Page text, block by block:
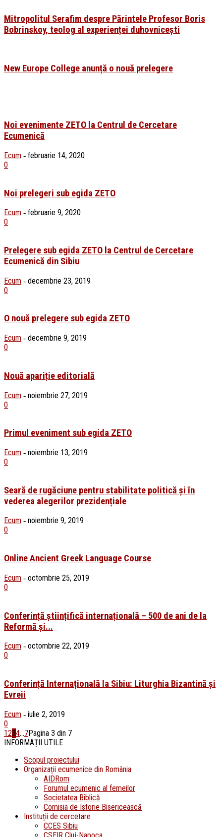
Mitropolitul Serafim despre Părintele Profesor Boris
Bobrinskoy, teolog al experienței duhovnicești
New Europe College anunță o nouă prelegere
Noi evenimente ZETO la Centrul de Cercetare
Ecumenică
Ecum - februarie 14, 2020
0
Noi prelegeri sub egida ZETO
Ecum - februarie 9, 2020
0
Prelegere sub egida ZETO la Centrul de Cercetare
Ecumenică din Sibiu
Ecum - decembrie 23, 2019
0
O nouă prelegere sub egida ZETO
Ecum - decembrie 9, 2019
0
Nouă apariție editorială
Ecum - noiembrie 27, 2019
0
Primul eveniment sub egida ZETO
Ecum - noiembrie 13, 2019
0
Seară de rugăciune pentru stabilitate politică și în
vederea alegerilor prezidențiale
Ecum - noiembrie 9, 2019
0
Online Ancient Greek Language Course
Ecum - octombrie 25, 2019
0
Conferință științifică internațională – 500 de ani de la
Reformă și...
Ecum - octombrie 22, 2019
0
Conferință Internațională la Sibiu: Liturghia Bizantină și
Evreii
Ecum - iulie 2, 2019
0
1234...7Pagina 3 din 7
INFORMAȚII UTILE
Scopul proiectului
Organizații ecumenice din România
AIDRom
Forumul ecumenic al femeilor
Societatea Biblică
Comisia de Istorie Bisericească
Instituții de cercetare
CCES Sibiu